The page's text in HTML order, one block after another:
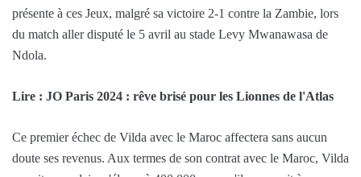
présente à ces Jeux, malgré sa victoire 2-1 contre la Zambie, lors
du match aller disputé le 5 avril au stade Levy Mwanawasa de
Ndola.
Lire : JO Paris 2024 : rêve brisé pour les Lionnes de l'Atlas
Ce premier échec de Vilda avec le Maroc affectera sans aucun
doute ses revenus. Aux termes de son contrat avec le Maroc, Vilda